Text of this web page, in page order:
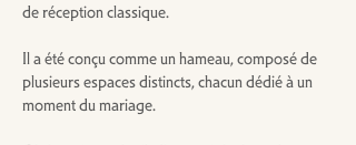
de réception classique.
Il a été conçu comme un hameau, composé de
plusieurs espaces distincts, chacun dédié à un
moment du mariage.